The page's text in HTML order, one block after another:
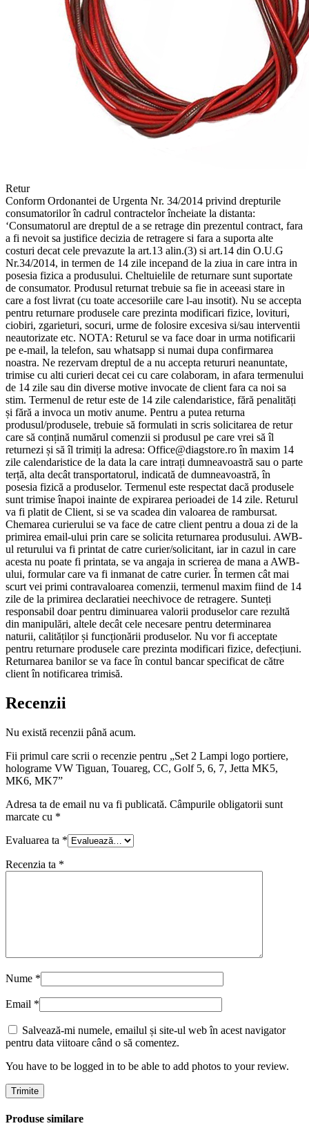
Retur
Conform Ordonantei de Urgenta Nr. 34/2014 privind drepturile
consumatorilor în cadrul contractelor încheiate la distanta:
‘Consumatorul are dreptul de a se retrage din prezentul contract, fara
a fi nevoit sa justifice decizia de retragere si fara a suporta alte
costuri decat cele prevazute la art.13 alin.(3) si art.14 din O.U.G
Nr.34/2014, in termen de 14 zile incepand de la ziua in care intra in
posesia fizica a produsului. Cheltuielile de returnare sunt suportate
de consumator. Produsul returnat trebuie sa fie in aceeasi stare in
care a fost livrat (cu toate accesoriile care l-au insotit). Nu se accepta
pentru returnare produsele care prezinta modificari fizice, lovituri,
ciobiri, zgarieturi, socuri, urme de folosire excesiva si/sau interventii
neautorizate etc. NOTA: Returul se va face doar in urma notificarii
pe e-mail, la telefon, sau whatsapp si numai dupa confirmarea
noastra. Ne rezervam dreptul de a nu accepta retururi neanuntate,
trimise cu alti curieri decat cei cu care colaboram, in afara termenului
de 14 zile sau din diverse motive invocate de client fara ca noi sa
stim. Termenul de retur este de 14 zile calendaristice, fără penalități
și fără a invoca un motiv anume. Pentru a putea returna
produsul/produsele, trebuie să formulati in scris solicitarea de retur
care să conțină numărul comenzii si produsul pe care vrei să îl
returnezi și să îl trimiți la adresa: Office@diagstore.ro în maxim 14
zile calendaristice de la data la care intrați dumneavoastră sau o parte
terță, alta decât transportatorul, indicată de dumneavoastră, în
posesia fizică a produselor. Termenul este respectat dacă produsele
sunt trimise înapoi inainte de expirarea perioadei de 14 zile. Returul
va fi platit de Client, si se va scadea din valoarea de rambursat.
Chemarea curierului se va face de catre client pentru a doua zi de la
primirea email-ului prin care se solicita returnarea produsului. AWB-
ul returului va fi printat de catre curier/solicitant, iar in cazul in care
acesta nu poate fi printata, se va angaja in scrierea de mana a AWB-
ului, formular care va fi inmanat de catre curier. În termen cât mai
scurt vei primi contravaloarea comenzii, termenul maxim fiind de 14
zile de la primirea declaratiei neechivoce de retragere. Sunteți
responsabil doar pentru diminuarea valorii produselor care rezultă
din manipulări, altele decât cele necesare pentru determinarea
naturii, calităților și funcționării produselor. Nu vor fi acceptate
pentru returnare produsele care prezinta modificari fizice, defecțiuni.
Returnarea banilor se va face în contul bancar specificat de către
client în notificarea trimisă.
Recenzii
Nu există recenzii până acum.
Fii primul care scrii o recenzie pentru „Set 2 Lampi logo portiere,
holograme VW Tiguan, Touareg, CC, Golf 5, 6, 7, Jetta MK5,
MK6, MK7”
Adresa ta de email nu va fi publicată. Câmpurile obligatorii sunt
marcate cu *
Evaluarea ta *
Recenzia ta *
Nume *
Email *
Salvează-mi numele, emailul și site-ul web în acest navigator
pentru data viitoare când o să comentez.
You have to be logged in to be able to add photos to your review.
Produse similare